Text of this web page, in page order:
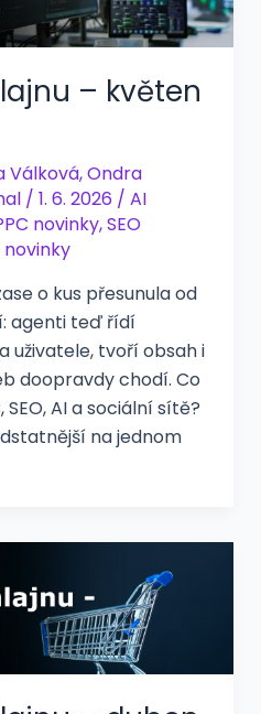
– květen
Válková,Ondra
/ 1. 6. 2026 / AI
novinky,SEO
o kus přesunula od
agenti teď řídí
uživatele, tvoří obsah i
doopravdy chodí. Co
AI a sociální sítě?
na jednom